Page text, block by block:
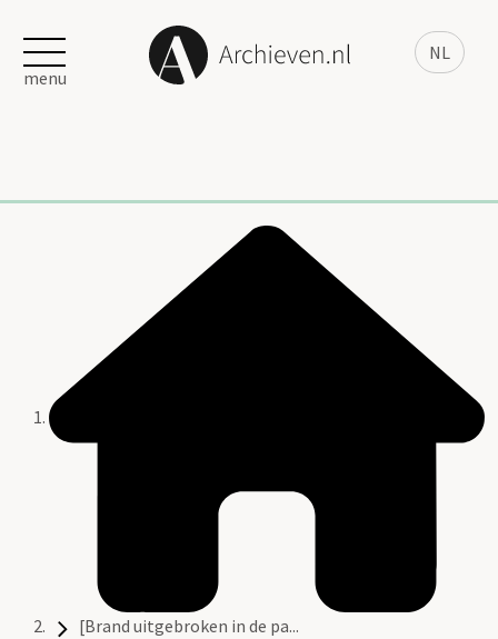
NL
menu
[Brand uitgebroken in de pa...